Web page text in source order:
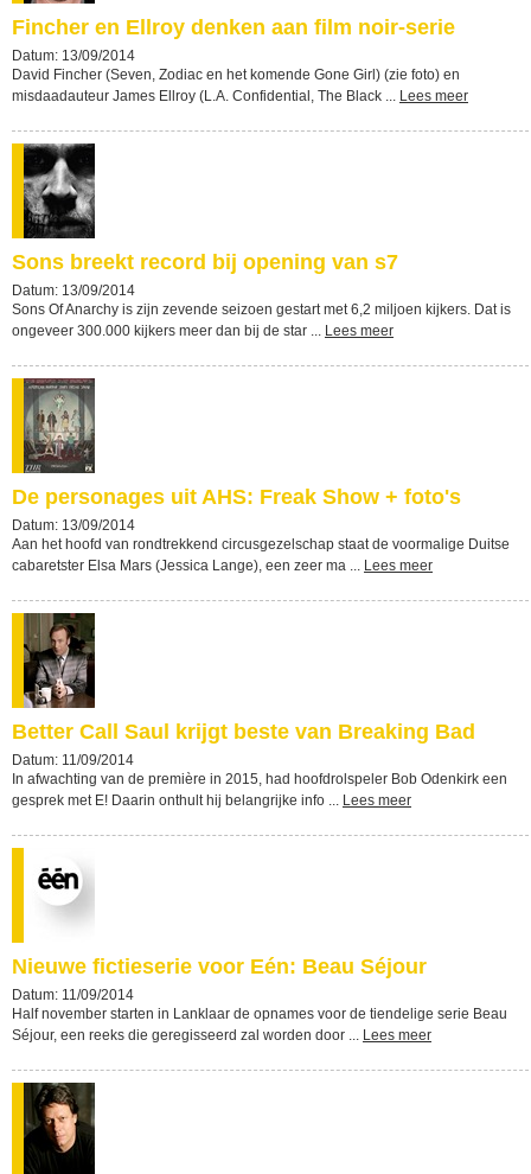
Fincher en Ellroy denken aan film noir-serie
Datum: 13/09/2014
David Fincher (Seven, Zodiac en het komende Gone Girl) (zie foto) en
misdaadauteur James Ellroy (L.A. Confidential, The Black ... Lees meer
Sons breekt record bij opening van s7
Datum: 13/09/2014
Sons Of Anarchy is zijn zevende seizoen gestart met 6,2 miljoen kijkers. Dat is
ongeveer 300.000 kijkers meer dan bij de star ... Lees meer
De personages uit AHS: Freak Show + foto's
Datum: 13/09/2014
Aan het hoofd van rondtrekkend circusgezelschap staat de voormalige Duitse
cabaretster Elsa Mars (Jessica Lange), een zeer ma ... Lees meer
Better Call Saul krijgt beste van Breaking Bad
Datum: 11/09/2014
In afwachting van de première in 2015, had hoofdrolspeler Bob Odenkirk een
gesprek met E! Daarin onthult hij belangrijke info ... Lees meer
Nieuwe fictieserie voor Eén: Beau Séjour
Datum: 11/09/2014
Half november starten in Lanklaar de opnames voor de tiendelige serie Beau
Séjour, een reeks die geregisseerd zal worden door ... Lees meer